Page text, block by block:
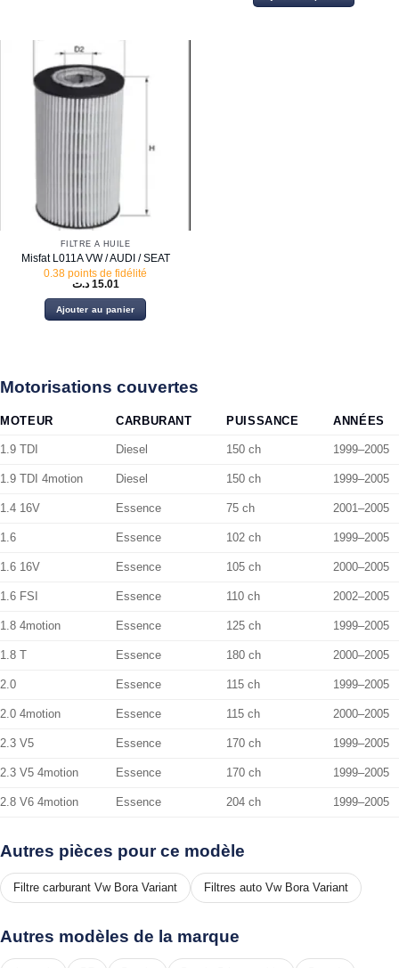
FILTRE À HUILE
Misfat L011A VW / AUDI / SEAT
0.38 points de fidélité
15.01 د.ت
Ajouter au panier
Motorisations couvertes
MOTEUR CARBURANT PUISSANCE ANNÉES
1.9 TDI Diesel 150 ch 1999–2005
1.9 TDI 4motion Diesel 150 ch 1999–2005
1.4 16V Essence 75 ch 2001–2005
1.6 Essence 102 ch 1999–2005
1.6 16V Essence 105 ch 2000–2005
1.6 FSI Essence 110 ch 2002–2005
1.8 4motion Essence 125 ch 1999–2005
1.8 T Essence 180 ch 2000–2005
2.0 Essence 115 ch 1999–2005
2.0 4motion Essence 115 ch 2000–2005
2.3 V5 Essence 170 ch 1999–2005
2.3 V5 4motion Essence 170 ch 1999–2005
2.8 V6 4motion Essence 204 ch 1999–2005
Autres pièces pour ce modèle
Filtre carburant Vw Bora Variant Filtres auto Vw Bora Variant
Autres modèles de la marque